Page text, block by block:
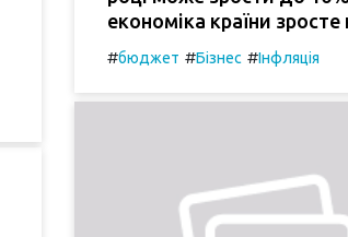
економіка країни зросте
#бюджет #Бізнес #Інфляція